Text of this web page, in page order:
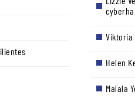
Viktoria
Helen
Malala